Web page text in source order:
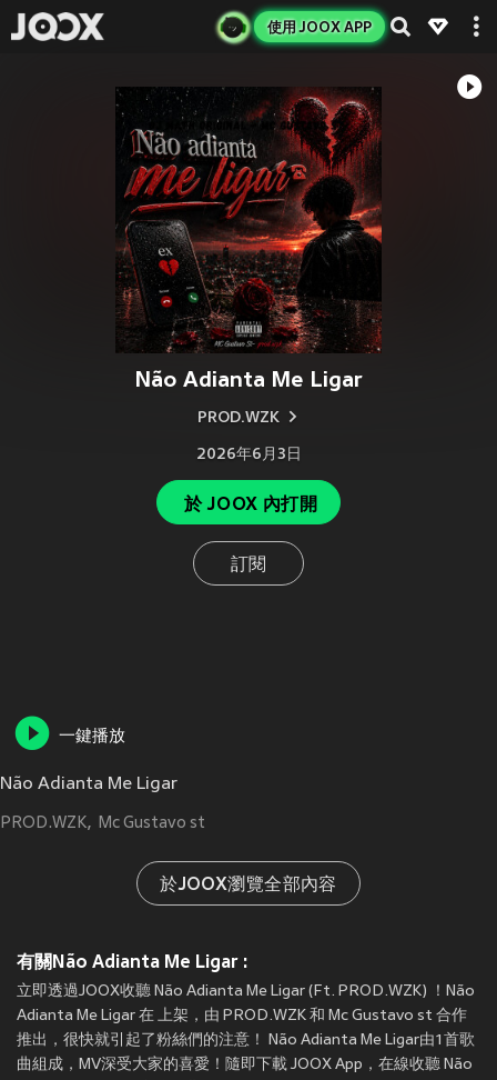
使用 JOOX APP
Não Adianta Me Ligar
PROD.WZK
2026年6月3日
於 JOOX 內打開
訂閱
一鍵播放
Não Adianta Me Ligar
PROD.WZK Mc Gustavo st
於JOOX瀏覽全部內容
有關Não Adianta Me Ligar :
立即透過JOOX收聽 Não Adianta Me Ligar (Ft. PROD.WZK) ！Não
Adianta Me Ligar 在 上架，由 PROD.WZK 和 Mc Gustavo st 合作
推出，很快就引起了粉絲們的注意！ Não Adianta Me Ligar由1首歌
曲組成，MV深受大家的喜愛！隨即下載 JOOX App，在線收聽 Não